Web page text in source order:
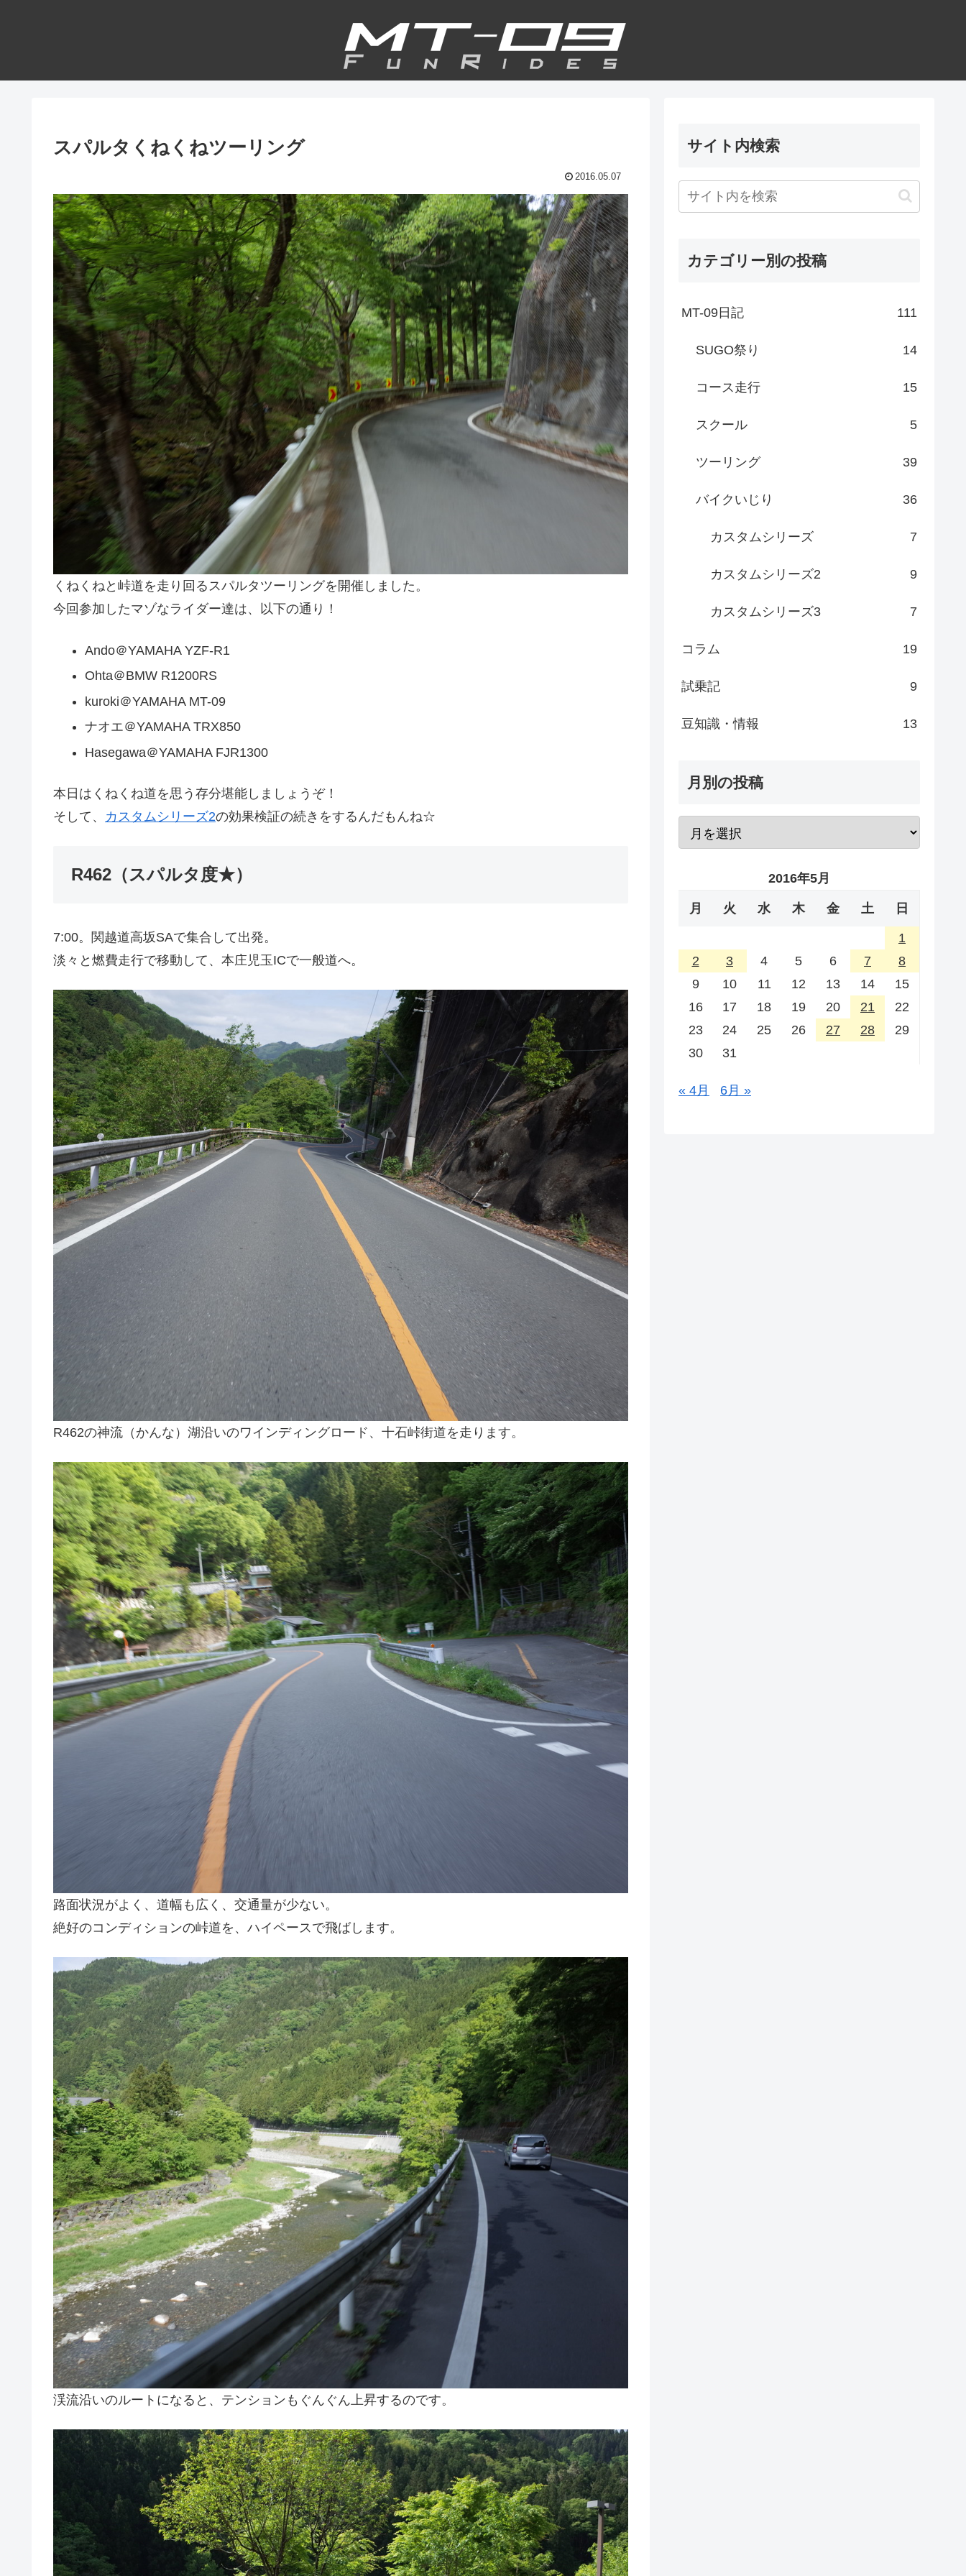
スパルタくねくねツーリング
2016.05.07
くねくねと峠道を走り回るスパルタツーリングを開催しました。
今回参加したマゾなライダー達は、以下の通り！
Ando＠YAMAHA YZF-R1
Ohta＠BMW R1200RS
kuroki＠YAMAHA MT-09
ナオエ＠YAMAHA TRX850
Hasegawa＠YAMAHA FJR1300
本日はくねくね道を思う存分堪能しましょうぞ！
そして、 カスタムシリーズ2の効果検証の続きをするんだもんね☆
R462（スパルタ度★）
7:00。関越道高坂SAで集合して出発。
淡々と燃費走行で移動して、本庄児玉ICで一般道へ。
R462の神流（かんな）湖沿いのワインディングロード、十石峠街道を走ります。
路面状況がよく、道幅も広く、交通量が少ない。
絶好のコンディションの峠道を、ハイペースで飛ばします。
渓流沿いのルートになると、テンションもぐんぐん上昇するのです。
サイト内検索
カテゴリー別の投稿
MT-09日記 111
SUGO祭り 14
コース走行 15
スクール 5
ツーリング 39
バイクいじり 36
カスタムシリーズ 7
カスタムシリーズ2 9
カスタムシリーズ3 7
コラム 19
試乗記 9
豆知識・情報 13
月別の投稿
2016年5月
月 火 水 木 金 土 日
1
2
3 4 5 6 7
8
9
10 11 12 13 14
15
16
17 18 19 20 21
22
23
24 25 26 27 28
29
30
31
« 4月 6月 »